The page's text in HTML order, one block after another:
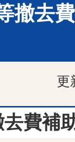
撤去
更
費補